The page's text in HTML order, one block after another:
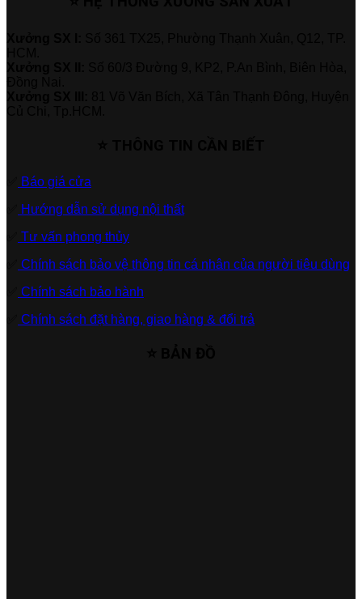
Báo giá cửa
Hướng dẫn sử dụng nội thất
Tư vấn phong thủy
Chính sách bảo vệ thông tin cá nhân của người tiêu dùng
Chính sách bảo hành
Chính sách đặt hàng, giao hàng & đổi trả